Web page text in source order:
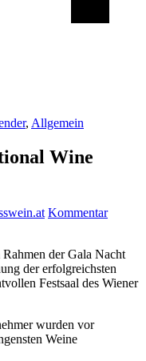
, Allgemein
Wine
Kommentar
der Gala Nacht
der erfolgreichsten
Festsaal des Wiener
wurden vor
Weine